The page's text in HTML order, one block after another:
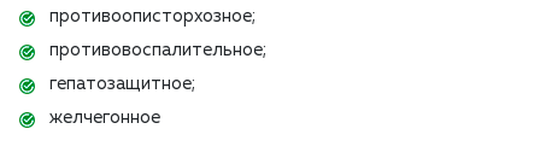
противоописторхозное;
противовоспалительное;
гепатозащитное;
желчегонное